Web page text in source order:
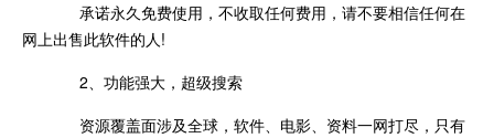
承诺永久免费使用，不收取任何费用，请不要相信任何在
网上出售此软件的人!
2、功能强大，超级搜索
资源覆盖面涉及全球，软件、电影、资料一网打尽，只有